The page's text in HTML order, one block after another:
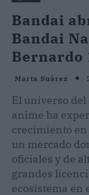
Bandai
Bandai
Bernardo
Marta Suárez
El universo
anime ha
crecimiento
un mercado
oficiales y de
grandes
ecosistema en